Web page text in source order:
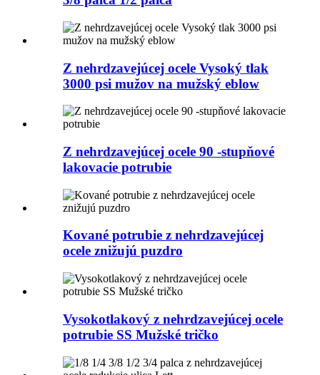
Z nehrdzavejúcej ocele Vysoký tlak
3000 psi mužov na mužský eblow
Z nehrdzavejúcej ocele 90 -stupňové
lakovacie potrubie
Kované potrubie z nehrdzavejúcej
ocele znižujú puzdro
Vysokotlakový z nehrdzavejúcej ocele
potrubie SS Mužské tričko